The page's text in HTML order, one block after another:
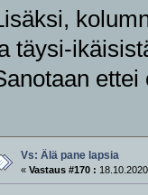
täysi-
ettei
Vs: Älä pane lapsia
« Vastaus #170 :